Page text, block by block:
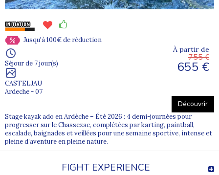
Jusqu'à 100€ de réduction
Séjour de 7 jour(s)
CASTELJAU
Ardeche - 07
À partir de
755 €
655 €
Découvrir
Stage kayak ado en Ardèche – Été 2026 : 4 demi-journées pour
progresser sur le Chassezac, complétées par karting, paintball,
escalade, baignades et veillées pour une semaine sportive, intense et
pleine d’aventure en pleine nature.
FIGHT EXPERIENCE